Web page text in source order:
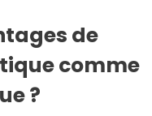
de
comme
?